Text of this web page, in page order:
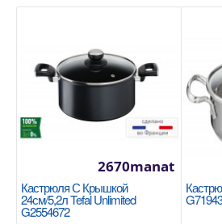
Кастрюля С Крышкой
24см/5,2л Tefal Unlimited
G2554672
2670manat